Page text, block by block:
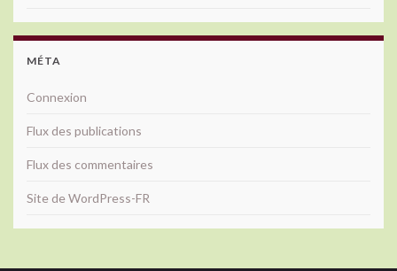
MÉTA
Connexion
Flux des publications
Flux des commentaires
Site de WordPress-FR